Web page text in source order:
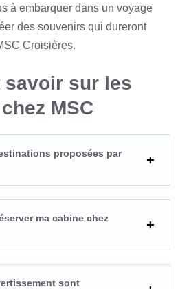
à embarquer dans un voyage
des souvenirs qui dureront
Croisières.
savoir sur les
MSC
proposées par
ma cabine chez
sont